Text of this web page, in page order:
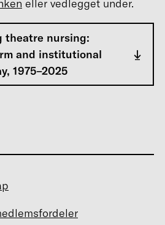
eller vedlegget under.
theatre nursing:
and institutional
1975–2025